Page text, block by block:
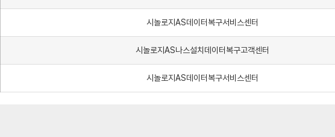
시놀로지AS데이터복구서비스센터
시놀로지AS나스설치데이터복구고객센터
시놀로지AS데이터복구서비스센터